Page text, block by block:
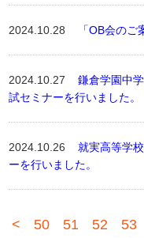
2024.10.28 「OB会のご
2024.10.27鎌倉学園中
試セミナーを行いました。
2024.10.26就実高等学
ーを行いました。
< 50 51 52 53